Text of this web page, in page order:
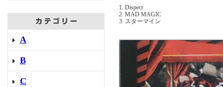
A
B
C
1. Dispect
2. MAD MAGIC
3. スターマイン